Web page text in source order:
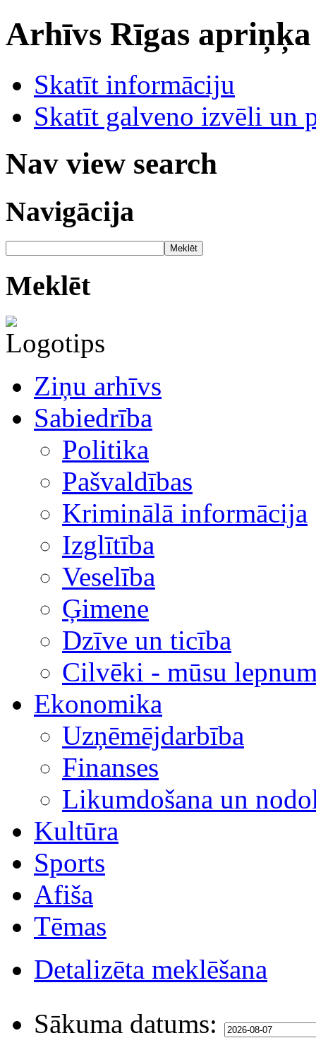
Arhīvs Rīgas
Skatīt informāciju
Skatīt galveno izvēli un
Nav view search
Navigācija
Meklēt
Meklēt
Ziņu arhīvs
Sabiedrība
Politika
Pašvaldības
Kriminālā informācija
Izglītība
Veselība
Ģimene
Dzīve un ticība
Cilvēki - mūsu
Ekonomika
Uzņēmējdarbība
Finanses
Likumdošana un
Kultūra
Sports
Afiša
Tēmas
Detalizēta meklēšana
Sākuma datums: